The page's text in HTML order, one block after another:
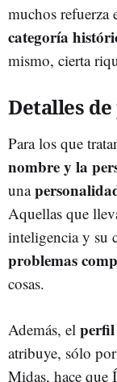
muchos refuerza
categoría
mismo, cierta
Detalles
Para los que
nombre y la
una
Aquellas que
inteligencia y su
problemas
cosas.
Además, el perfil
atribuye, sólo
Midas, hace que